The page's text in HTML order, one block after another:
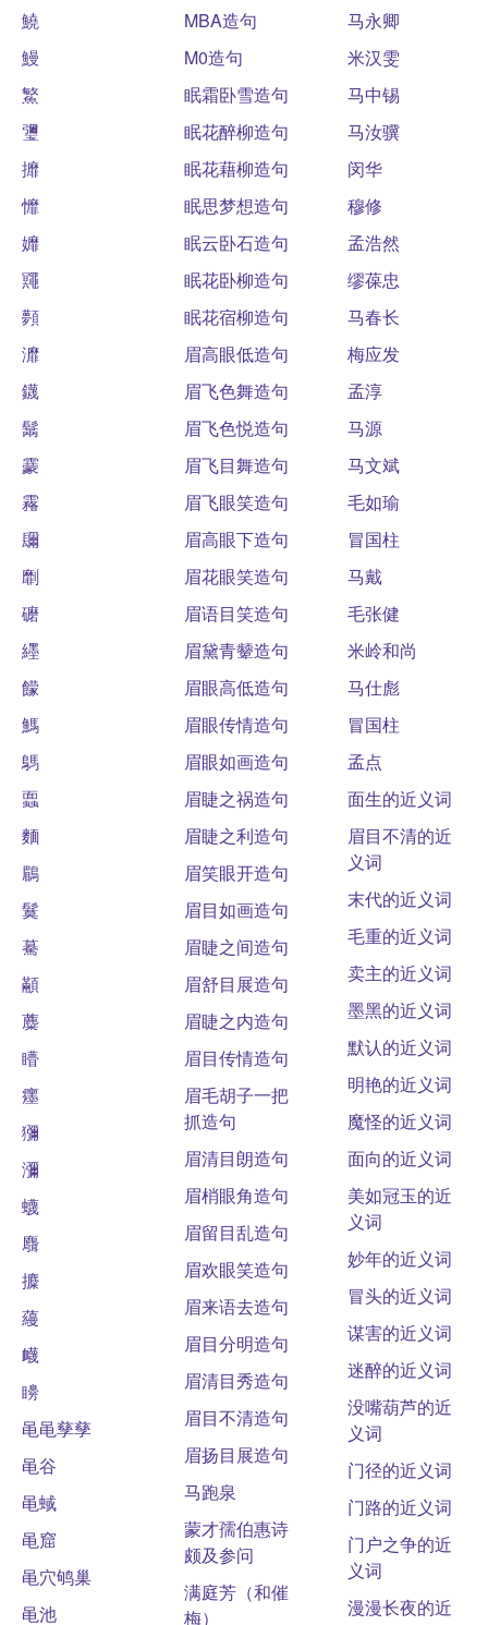
鱙
鰻
鰵
瓕
攠
戂
孊
鼆
顭
灖
鑖
鬗
靀
霿
镾
劘
礳
纆
饛
鰢
鷌
蠠
麵
鶥
鬕
驀
顢
蘪
矒
癦
獼
瀰
蠛
麛
攗
蘰
衊
矏
黾黾孳孳
黾谷
黾蜮
黾窟
黾穴鸲巢
黾池
MBA造句
M0造句
眠霜卧雪造句
眠花醉柳造句
眠花藉柳造句
眠思梦想造句
眠云卧石造句
眠花卧柳造句
眠花宿柳造句
眉高眼低造句
眉飞色舞造句
眉飞色悦造句
眉飞目舞造句
眉飞眼笑造句
眉高眼下造句
眉花眼笑造句
眉语目笑造句
眉黛青颦造句
眉眼高低造句
眉眼传情造句
眉眼如画造句
眉睫之祸造句
眉睫之利造句
眉笑眼开造句
眉目如画造句
眉睫之间造句
眉舒目展造句
眉睫之内造句
眉目传情造句
眉毛胡子一把
抓造句
眉清目朗造句
眉梢眼角造句
眉留目乱造句
眉欢眼笑造句
眉来语去造句
眉目分明造句
眉清目秀造句
眉目不清造句
眉扬目展造句
马跑泉
蒙才孺伯惠诗
颇及参问
满庭芳（和催
梅）
马永卿
米汉雯
马中锡
马汝骥
闵华
穆修
孟浩然
缪葆忠
马春长
梅应发
孟淳
马源
马文斌
毛如瑜
冒国柱
马戴
毛张健
米岭和尚
马仕彪
冒国柱
孟点
面生的近义词
眉目不清的近
义词
末代的近义词
毛重的近义词
卖主的近义词
墨黑的近义词
默认的近义词
明艳的近义词
魔怪的近义词
面向的近义词
美如冠玉的近
义词
妙年的近义词
冒头的近义词
谋害的近义词
迷醉的近义词
没嘴葫芦的近
义词
门径的近义词
门路的近义词
门户之争的近
义词
漫漫长夜的近